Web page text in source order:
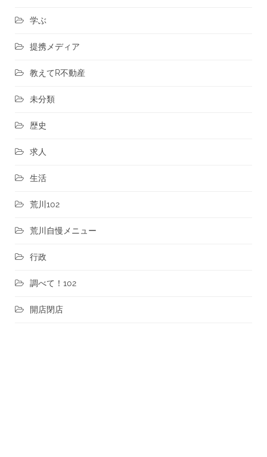
学ぶ
提携メディア
教えてR不動産
未分類
歴史
求人
生活
荒川102
荒川自慢メニュー
行政
調べて！102
開店閉店